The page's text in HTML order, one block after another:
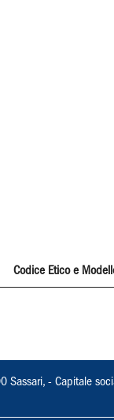
Codice Etico e
- Capitale